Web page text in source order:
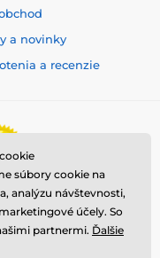
a novinky
a recenzie
súbory cookie na
analýzu návštevnosti,
účely. So
partnermi. Ďalšie